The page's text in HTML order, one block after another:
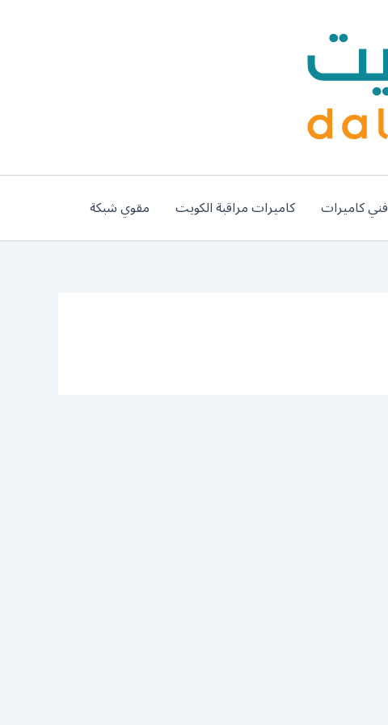
فني كاميرات كاميرات مراقبة الكويت مقوي شبكة